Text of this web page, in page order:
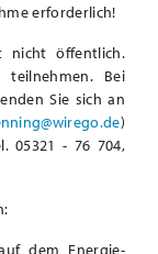
erforderlich!
nicht öffentlich.
teilnehmen. Bei
Sie sich an
)
05321 - 76 704,
dem Energie-